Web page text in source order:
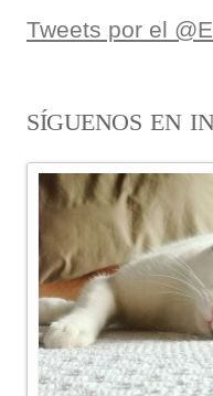
Tweets por el
SÍGUENOS EN